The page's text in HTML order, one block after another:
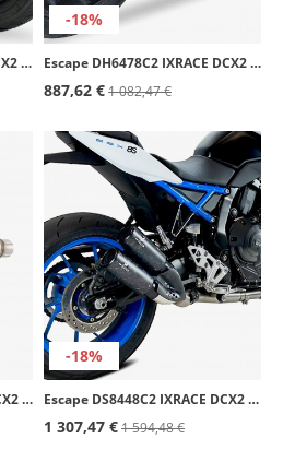
Escape DB5481C2 IXRACE DCX2 para BMW NINE T (23)
-18%
Escape DH6478C2 IXRACE DCX2 para Honda CB 1000 R SLIP ON (18-24)
887,62 €1 082,47 €
Escape DH6456C2 IXRACE DCX2 para Honda CB/CBR 650 F (17-18), R (19-20)
-18%
Escape DS8448C2 IXRACE DCX2 para Suzuki GSX-8R/S (23-26), GSX-8T/TT (25-26)
1 307,47 €1 594,48 €